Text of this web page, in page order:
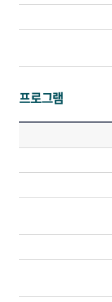
프로그램